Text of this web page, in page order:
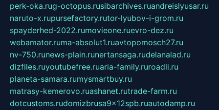
perk-oka.rug-octopus.rusibarchives.ruandreislyusar.ru
naruto-x.rupursefactory.rutor-lyubov-i-grom.ru
spayderhed-2022.rumovieone.ruevro-dez.ru
webamator.ruma-absolut1.ruavtopomosch27.ru
nv-750.runews-plain.runertansaga.rudelanalad.ru
dizfiles.ruyoutubefree.ruaria-family.ruroadli.ru
planeta-samara.rumysmartbuy.ru
matrasy-kemerovo.ruashanet.rutrade-farm.ru
dotcustoms.rudomizbrusa9x12spb.ruautodamp.ru